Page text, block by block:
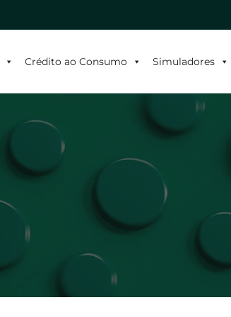
Crédito ao Consumo Simuladores